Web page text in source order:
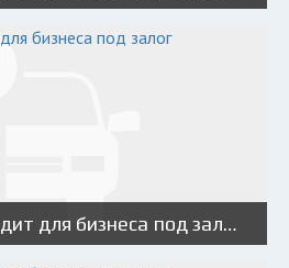
Как получить кредит для бизнеса под залог автомобиля?